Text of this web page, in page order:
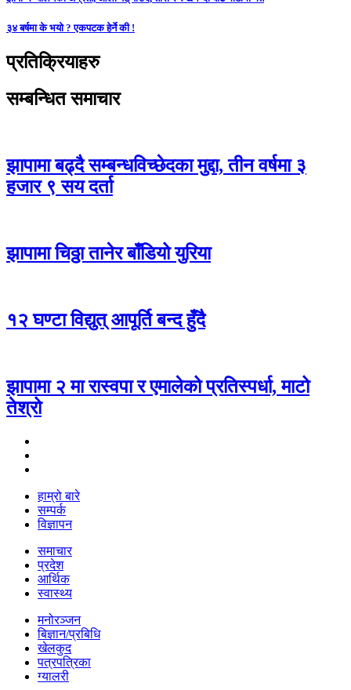
३४ बर्षमा के भयो ? एकपटक हेर्ने की !
प्रतिक्रियाहरु
सम्बन्धित समाचार
झापामा बढ्दै सम्बन्धविच्छेदका मुद्दा, तीन वर्षमा ३
हजार ९ सय दर्ता
झापामा चिठ्ठा तानेर बाँडियो युरिया
१२ घण्टा विद्युत् आपूर्ति बन्द हुँदै
झापामा २ मा रास्वपा र एमालेको प्रतिस्पर्धा, माटो
तेश्रो
हाम्रो बारे
सम्पर्क
विज्ञापन
समाचार
प्रदेश
आर्थिक
स्वास्थ्य
मनोरञ्जन
बिज्ञान/प्रबिधि
खेलकुद
पत्रपत्रिका
ग्यालरी